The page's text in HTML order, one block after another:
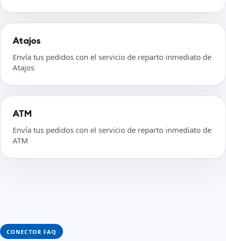
Atajos
Envía tus pedidos con el servicio de reparto inmediato de
Atajos
ATM
Envía tus pedidos con el servicio de reparto inmediato de
ATM
CONECTOR FAQ